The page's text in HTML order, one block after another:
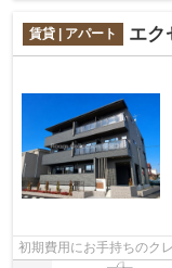
賃貸 | アパート エク
初期費用にお手持ちのク